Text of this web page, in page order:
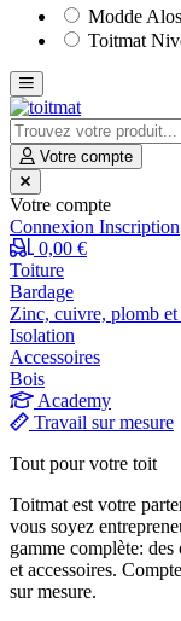
Modde
Toitmat
Votre compte
Votre compte
Connexion Inscription
0,00 €
Toiture
Bardage
Zinc, cuivre, plomb et
Isolation
Accessoires
Bois
Academy
Travail sur mesure
Tout pour votre toit
Toitmat est votre
vous soyez
gamme complète:
et accessoires.
sur mesure.